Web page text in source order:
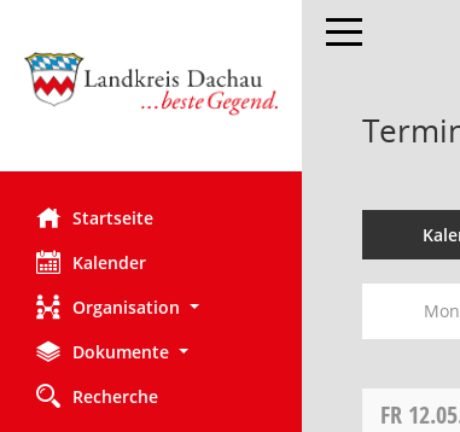
Startseite
Kalender
Organisation
Dokumente
Recherche
Toggle navigation
FR